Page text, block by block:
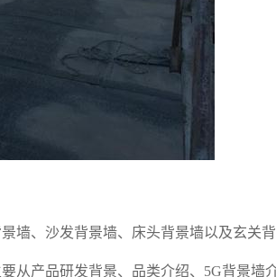
、沙发背景墙、床头背景墙以及玄关
从产品研发背景、品类介绍、5G背景墙